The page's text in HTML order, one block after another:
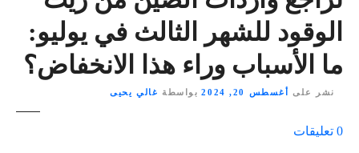
الوقود للشهر الثالث في يوليو:
ما الأسباب وراء هذا الانخفاض؟
نشر على أغسطس 20, 2024 بواسطة غالي يحيى
0 تعليقات